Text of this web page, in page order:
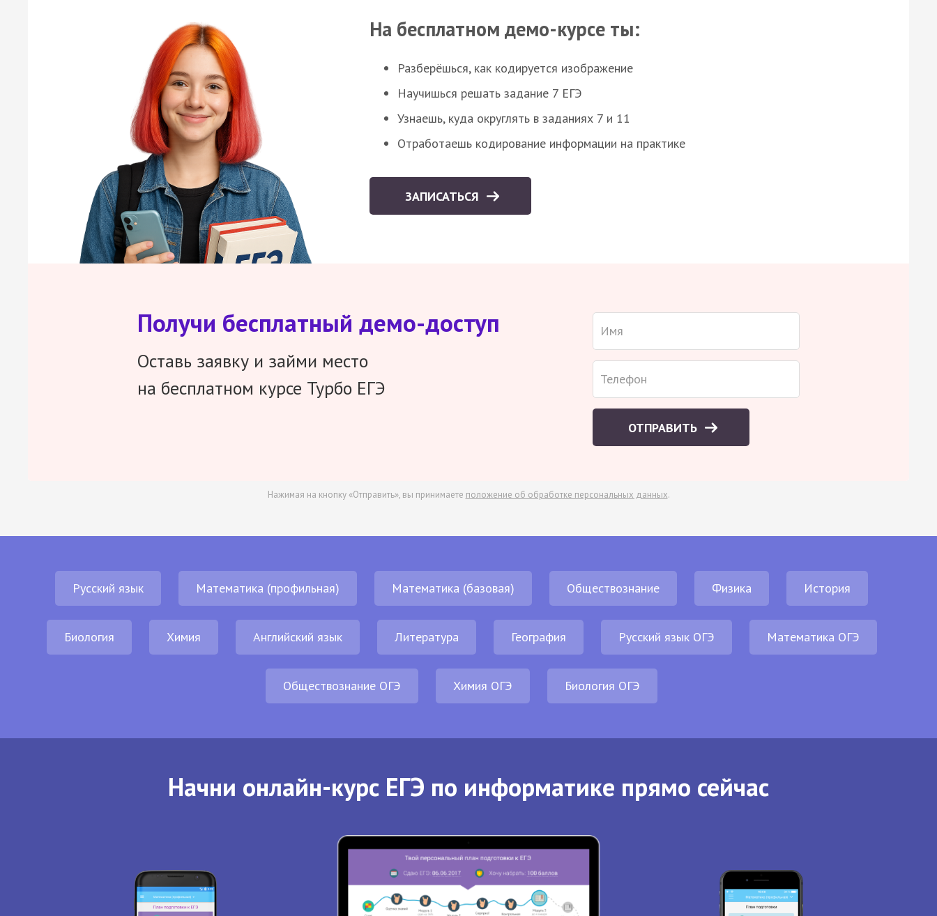
На бесплатном демо-курсе ты:
Разберёшься, как кодируется изображение
Научишься решать задание 7 ЕГЭ
Узнаешь, куда округлять в заданиях 7 и 11
Отработаешь кодирование информации на практике
ЗАПИСАТЬСЯ
Получи бесплатный демо-доступ
Оставь заявку и займи место
на бесплатном курсе Турбо ЕГЭ
ОТПРАВИТЬ
Нажимая на кнопку «Отправить», вы принимаете положение об обработке персональных данных.
Русский язык Математика (профильная) Математика (базовая) Обществознание Физика История
Биология Химия Английский язык Литература География Русский язык ОГЭ Математика ОГЭ
Обществознание ОГЭ Химия ОГЭ Биология ОГЭ
Начни онлайн-курс ЕГЭ по информатике прямо сейчас